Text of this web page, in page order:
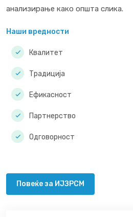
анализирање како општа слика.
Наши вредности
Квалитет
Традиција
Ефикасност
Партнерство
Одговорност
Повеќе за ИЈЗРСМ